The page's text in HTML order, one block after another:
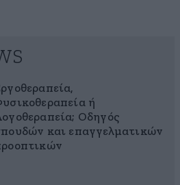
ή
Οδηγός
και επαγγελματικών